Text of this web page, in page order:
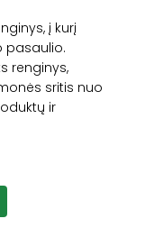
į kurį
pasaulio.
renginys,
sritis nuo
ir